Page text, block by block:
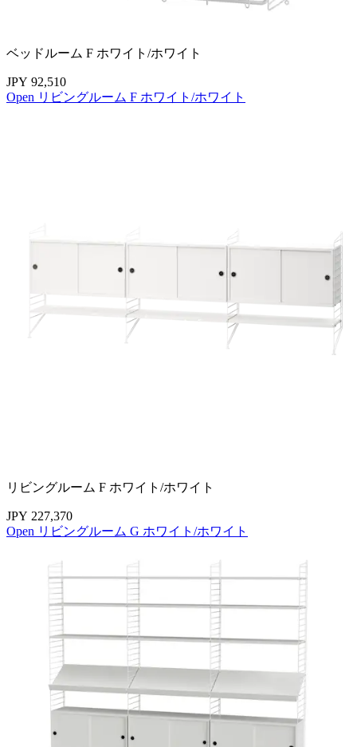
ベッドルーム F ホワイト/ホワイト
JPY 92,510
Open リビングルーム F ホワイト/ホワイト
リビングルーム F ホワイト/ホワイト
JPY 227,370
Open リビングルーム G ホワイト/ホワイト